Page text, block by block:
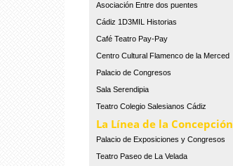
Asociación Entre dos puentes
Cádiz 1D3MIL Historias
Café Teatro Pay-Pay
Centro Cultural Flamenco de la Merced
Palacio de Congresos
Sala Serendipia
Teatro Colegio Salesianos Cádiz
La Línea de la Concepción
Palacio de Exposiciones y Congresos
Teatro Paseo de La Velada